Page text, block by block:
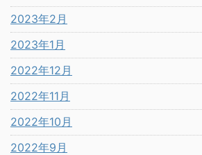
2023年2月
2023年1月
2022年12月
2022年11月
2022年10月
2022年9月